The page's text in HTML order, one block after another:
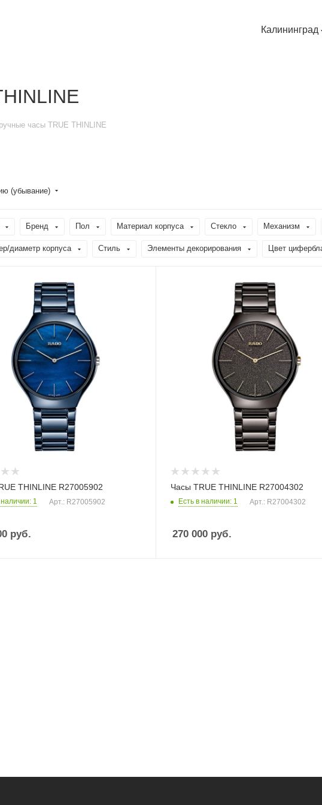
Калининград
часы TRUE THINLINE
(убывание)
Бренд Пол Материал корпуса Стекло Механизм
диаметр корпуса Стиль Элементы декорирования Цвет
THINLINE R27005902
наличии: 1 Арт.: R27005902
руб.
Часы TRUE THINLINE R27004302
Есть в наличии: 1 Арт.: R27004302
270 000 руб.